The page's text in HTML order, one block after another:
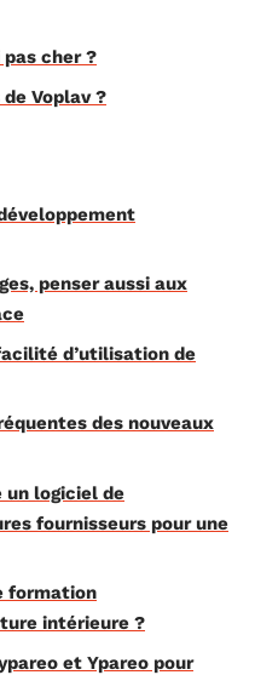
cher ?
Voplav ?
penser aussi aux
d’utilisation de
des nouveaux
un logiciel de
fournisseurs pour une
formation
intérieure ?
et Ypareo pour